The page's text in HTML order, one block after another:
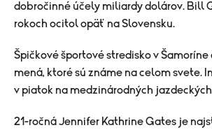
dobročinné účely miliardy dolárov. Bill
rokoch ocitol opäť na Slovensku.
Špičkové športové stredisko v Šamoríne
mená, ktoré sú známe na celom svete.
v piatok na medzinárodných
21-ročná Jennifer Kathrine Gates je